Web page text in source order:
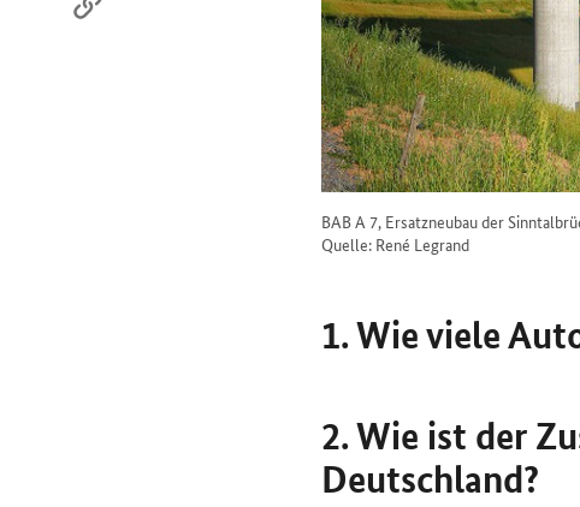
BAB A 7, Ersatzneubau der
Quelle: René Legrand
1. Wie viele
2. Wie ist der
Deutschland?